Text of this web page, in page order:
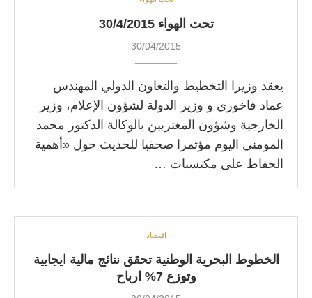
تحت الهواء 30/4/2015
30/04/2015
يعقد وزيرا التخطيط والتعاون الدولي المهندس
عماد فاخوري و وزير الدولة لشؤون الإعلام، وزير
الخارجية وشؤون المغتربين بالوكالة الدكتور محمد
المومني اليوم مؤتمرا صحفيا للحديث حول «أهمية
الحفاظ على مكتسبات …
اقتصاد
الخطوط البحرية الوطنية تحقق نتائج مالية ايجابية
وتوزع 7% ارباح